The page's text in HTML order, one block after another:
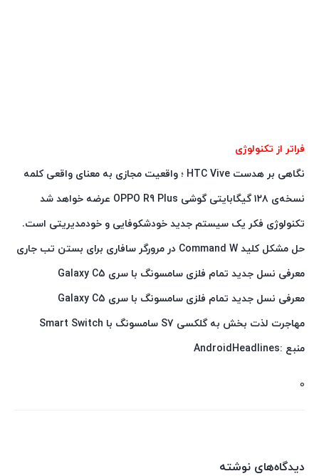
فراتر از تکنولوژی
نگاهی بر هدست HTC Vive ؛ واقعیت مجازی به معنای واقعی کلمه
نسخه‌ی ۱۲۸ گیگابایتی گوشی OPPO R9 Plus عرضه خواهد شد
تکنولوژی فکر یک سیستم جدید خودشکوفایی و خودمدیریتی است.
حل مشکل کلید Command W در مرورگر سافاری برای بستن تب جاری
معرفی نسل جدید تمام فلزی سامسونگ با سری Galaxy C5
معرفی نسل جدید تمام فلزی سامسونگ با سری Galaxy C5
مهاجرت لذت بخش به گلکسی S7 سامسونگ با Smart Switch
منبع :AndroidHeadlines
0
دیدگاه‌های نوشته